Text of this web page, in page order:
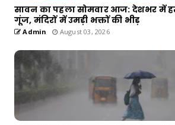
सावन का पहला सोमवार आज: देशभर में
गूंज, मंदिरों में उमड़ी भक्तों की भीड़
Admin August 03, 2026